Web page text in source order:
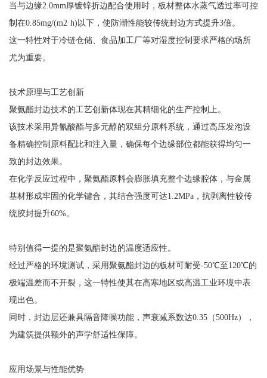
当与边缘2.0mm厚镀锌折边配合使用时，板材整体水蒸气透过率可控
制在0.85mg/(m2·h)以下，使防潮性能较传统封边方式提升3倍。
这一特性对于冷链仓储、食品加工厂等对湿度控制要求严格的场所
尤为重要。
技术原理与工艺创新
聚氨酯封边技术的工艺创新体现在其精细化的生产控制上。
该技术采用异氰酸酯与多元醇的双组分原料系统，通过高压发泡设
备精确控制原料配比和注入量，确保每个边缘部位都能获得均匀一
致的封边效果。
在化学反应过程中，聚氨酯原料会膨胀填充整个边缘腔体，与金属
基材形成牢固的化学键合，其结合强度可达1.2MPa，抗剥离性较传
统胶封提升60%。
特别值得一提的是聚氨酯封边的温度适应性。
经过严格的环境测试，采用聚氨酯封边的板材可耐受-50℃至120℃的
极端温差而不开裂，这一特性使其在高寒地区或高温工业环境中表
现出色。
同时，封边层还兼具隔音降噪功能，声衰减系数达0.35（500Hz），
为建筑提供额外的声学舒适性保障。
应用场景与性能优势